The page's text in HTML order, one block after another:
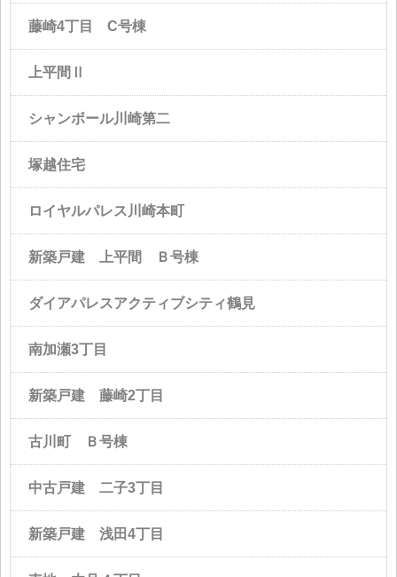
藤崎4丁目 C号棟
上平間Ⅱ
シャンボール川崎第二
塚越住宅
ロイヤルパレス川崎本町
新築戸建 上平間 Ｂ号棟
ダイアパレスアクティブシティ鶴見
南加瀬3丁目
新築戸建 藤崎2丁目
古川町 Ｂ号棟
中古戸建 二子3丁目
新築戸建 浅田4丁目